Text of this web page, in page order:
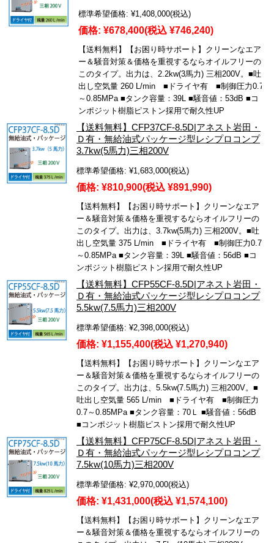
標準希望価格: ¥1,408,000(税込)
価格: ¥678,400(税込 ¥746,240)
【送料無料】【お困り時サポート】クリーンなエア
ー＆騒音対策＆価格を重視するならオイルフリーの
このタイプ。出力は、2.2kw(3馬力) 三相200V。■吐
出し空気量 260 L/min ■ドライヤ有 ■制御圧力0.7
～0.85MPa ■タンク容量：39L ■騒音値：53dB ■コ
ンポジット樹脂ピストン採用で耐久性UP
【送料無料】CFP37CF-8.5D|アネスト岩田・
Ｄ有・無給油式パッケージ型レシプロコンプ
3.7kw(5馬力)三相200V
標準希望価格: ¥1,683,000(税込)
価格: ¥810,900(税込 ¥891,990)
【送料無料】【お困り時サポート】クリーンなエア
ー＆騒音対策＆価格を重視するならオイルフリーの
このタイプ。出力は、3.7kw(5馬力) 三相200V。■吐
出し空気量 375 L/min ■ドライヤ有 ■制御圧力0.7
～0.85MPa ■タンク容量：39L ■騒音値：56dB ■コ
ンポジット樹脂ピストン採用で耐久性UP
【送料無料】CFP55CF-8.5D|アネスト岩田・
Ｄ有・無給油式パッケージ型レシプロコンプ
5.5kw(7.5馬力)三相200V
標準希望価格: ¥2,398,000(税込)
価格: ¥1,155,400(税込 ¥1,270,940)
【送料無料】【お困り時サポート】クリーンなエア
ー＆騒音対策＆価格を重視するならオイルフリーの
このタイプ。出力は、5.5kw(7.5馬力) 三相200V。■
吐出し空気量 565 L/min ■ドライヤ有 ■制御圧力
0.7～0.85MPa ■タンク容量：70Ｌ ■騒音値：56dB
■コンポジット樹脂ピストン採用で耐久性UP
【送料無料】CFP75CF-8.5D|アネスト岩田・
Ｄ有・無給油式パッケージ型レシプロコンプ
7.5kw(10馬力)三相200V
標準希望価格: ¥2,970,000(税込)
価格: ¥1,431,000(税込 ¥1,574,100)
【送料無料】【お困り時サポート】クリーンなエア
ー＆騒音対策＆価格を重視するならオイルフリーの